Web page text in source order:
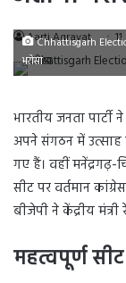
Aarti Agravat
Chhattisgarh
भरोसा
भारतीय जनता
अपने संगठन में उत्साह
गए हैं। वहीं मनेंद्रगढ़-
सीट पर वर्तमान
बीजेपी ने केंद्रीय
महत्वपूर्ण